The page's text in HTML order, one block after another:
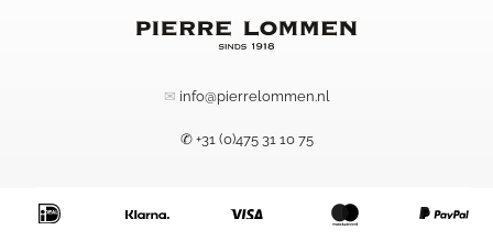
✉ info@pierrelommen.nl
✆ +31 (0)475 31 10 75